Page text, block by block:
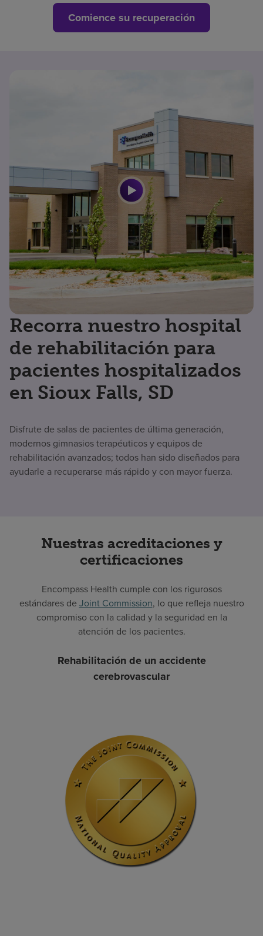
Comience su recuperación
Recorra nuestro hospital
de rehabilitación para
pacientes hospitalizados
en Sioux Falls, SD
Disfrute de salas de pacientes de última generación,
modernos gimnasios terapéuticos y equipos de
rehabilitación avanzados; todos han sido diseñados para
ayudarle a recuperarse más rápido y con mayor fuerza.
Nuestras acreditaciones y
certificaciones
Encompass Health cumple con los rigurosos
estándares de Joint Commission, lo que refleja nuestro
compromiso con la calidad y la seguridad en la
atención de los pacientes.
Rehabilitación de un accidente
cerebrovascular